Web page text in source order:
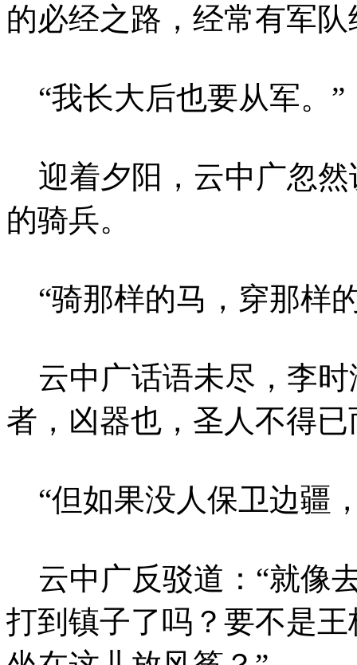
的必经之路，经常有军队
“我长大后也要从军。”
迎着夕阳，云中广忽然
的骑兵。
“骑那样的马，穿那样
云中广话语未尽，李时
者，凶器也，圣人不得已
“但如果没人保卫边疆
云中广反驳道：“就像
打到镇子了吗？要不是